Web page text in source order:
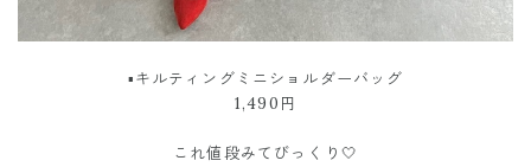
▪︎キルティングミニショルダーバッグ
1,490円
これ値段みてびっくり🤍